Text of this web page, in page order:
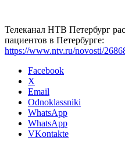
Телеканал НТВ Петербург
пациентов в Петербурге:
https://www.ntv.ru/novosti/
Facebook
X
Email
Odnoklassniki
WhatsApp
WhatsApp
VKontakte